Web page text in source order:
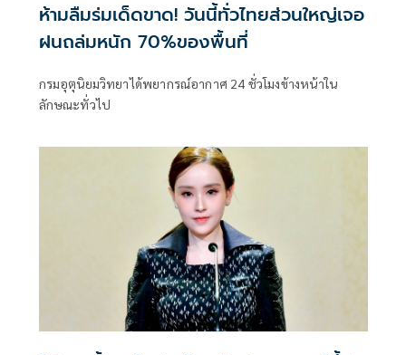
ห้ามลืมร่มเด็ดขาด! วันนี้ทั่วไทยส่วนใหญ่เจอ
ฝนถล่มหนัก 70%ของพื้นที่
กรมอุตุนิยมวิทยาได้พยากรณ์อากาศ 24 ชั่วโมงข้างหน้าใน
ลักษณะทั่วไป